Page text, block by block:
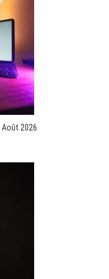
Août 2026